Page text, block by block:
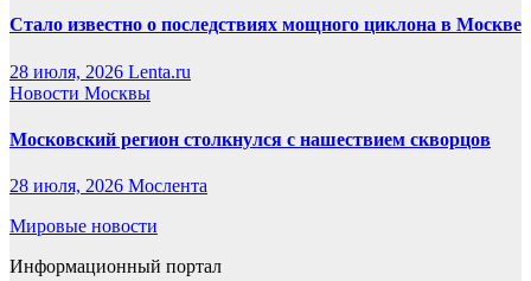
Стало известно о последствиях мощного циклона в Москве
28 июля, 2026 Lenta.ru
Новости Москвы
Московский регион столкнулся с нашествием скворцов
28 июля, 2026 Мослента
Мировые новости
Информационный портал